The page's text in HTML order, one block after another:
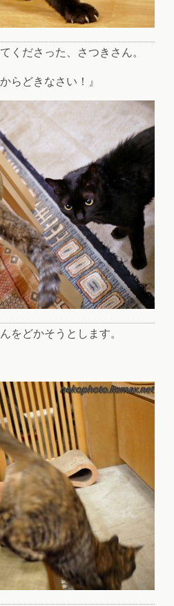
くださった、さつきさん。
らどきなさい！』
をどかそうとします。